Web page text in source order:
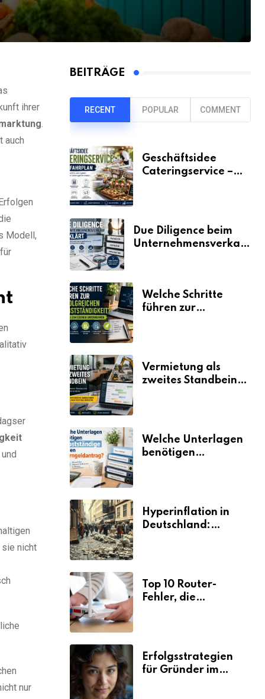
ihrer
.
auch
Modell,
sie nicht
nur
BEITRÄGE
RECENT POPULAR COMMENT
Geschäftsidee
Cateringservice –
Due Diligence beim
Unternehmensverkauf
Welche Schritte
führen zur
Vermietung als
zweites Standbein:
Umsätze machen
Welche Unterlagen
benötigen
Hyperinflation in
Deutschland:
Top 10 Router-
Fehler, die
Erfolgsstrategien
für Gründer im